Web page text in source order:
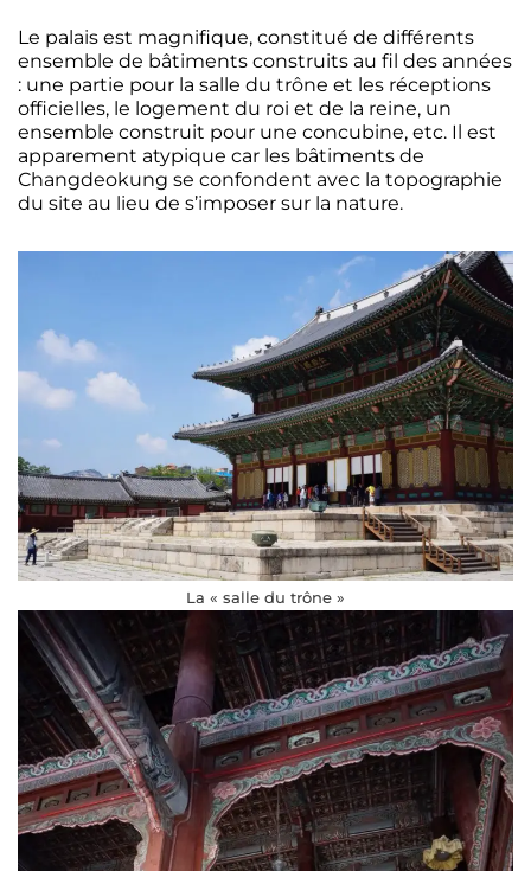
Le palais est magnifique, constitué de différents
ensemble de bâtiments construits au fil des années
: une partie pour la salle du trône et les réceptions
officielles, le logement du roi et de la reine, un
ensemble construit pour une concubine, etc. Il est
apparement atypique car les bâtiments de
Changdeokung se confondent avec la topographie
du site au lieu de s’imposer sur la nature.
La « salle du trône »